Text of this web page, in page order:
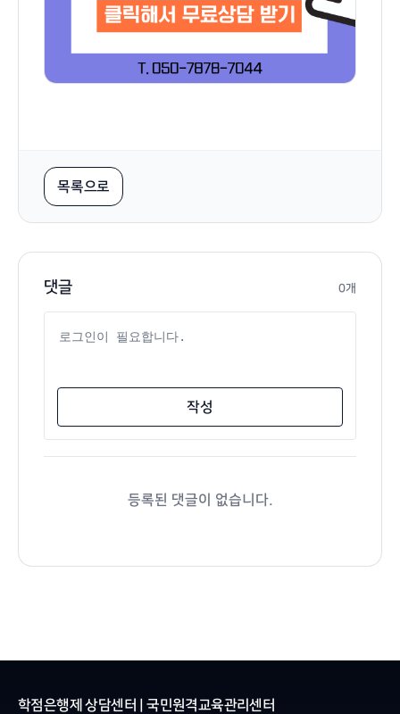
목록으로
댓글 0개
댓글 내용
작성
등록된 댓글이 없습니다.
학점은행제 상담센터 | 국민원격교육관리센터